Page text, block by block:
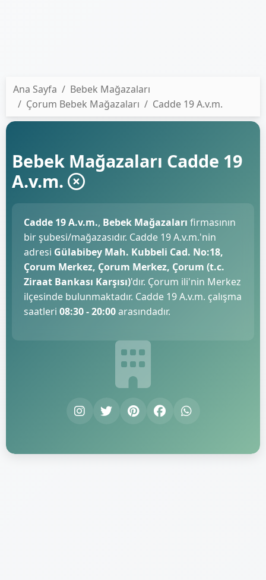
Ana Sayfa
Bebek Mağazaları
Çorum Bebek Mağazaları
Cadde 19 A.v.m.
Bebek Mağazaları Cadde 19
A.v.m.
Cadde 19 A.v.m., Bebek Mağazaları firmasının
bir şubesi/mağazasıdır. Cadde 19 A.v.m.'nin
adresi Gülabibey Mah. Kubbeli Cad. No:18,
Çorum Merkez, Çorum Merkez, Çorum (t.c.
Ziraat Bankası Karşısı)'dır. Çorum ili'nin Merkez
ilçesinde bulunmaktadır. Cadde 19 A.v.m. çalışma
saatleri 08:30 - 20:00arasındadır.